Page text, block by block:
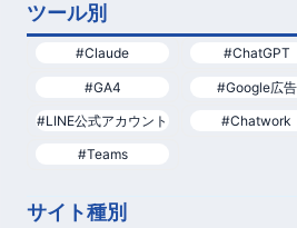
ツール別
#Claude #ChatGPT
#GA4 #Google広告
#LINE公式アカウント #Chatwork
#Teams
サイト種別